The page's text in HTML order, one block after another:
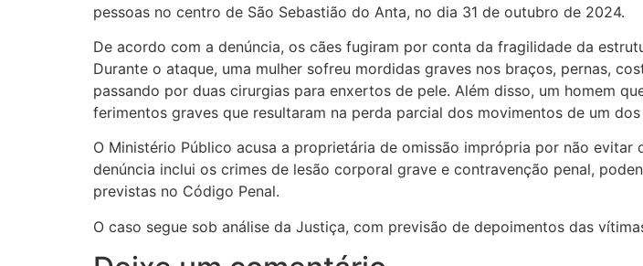
pessoas no centro de São Sebastião do Anta, no dia 31 de outubro de 2024.
De acordo com a denúncia, os cães fugiram por conta da fragilidade da
Durante o ataque, uma mulher sofreu mordidas graves nos braços, pernas,
passando por duas cirurgias para enxertos de pele. Além disso, um homem
ferimentos graves que resultaram na perda parcial dos movimentos de um
O Ministério Público acusa a proprietária de omissão imprópria por não
denúncia inclui os crimes de lesão corporal grave e contravenção penal,
previstas no Código Penal.
O caso segue sob análise da Justiça, com previsão de depoimentos das